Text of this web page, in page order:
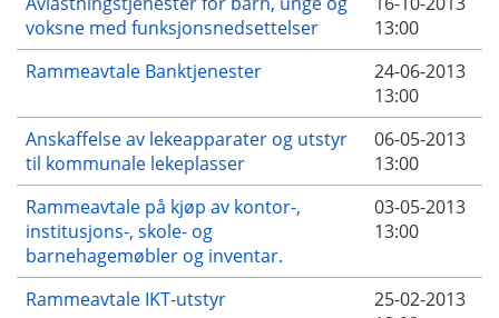
voksne med funksjonsnedsettelser
13:00
Rammeavtale Banktjenester
24-06-2013
13:00
Anskaffelse av lekeapparater og utstyr
til kommunale lekeplasser
06-05-2013
13:00
Rammeavtale på kjøp av kontor-,
institusjons-, skole- og
barnehagemøbler og inventar.
03-05-2013
13:00
Rammeavtale IKT-utstyr
25-02-2013